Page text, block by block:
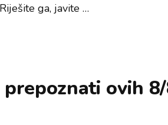
ga, javite …
prepoznati ovih